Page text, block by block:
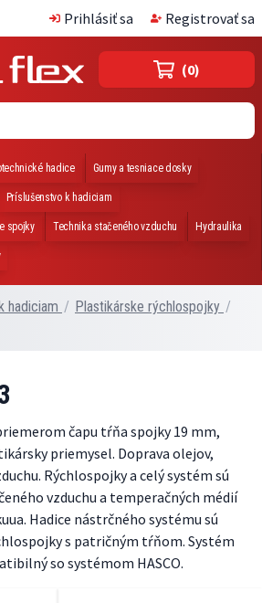
Prihlásiť sa Registrovať sa
(0)
hadice Gumy a tesniace dosky
Príslušenstvo k hadiciam
spojky Technika stačeného vzduchu Hydraulika
hadiciam / Plastikárske rýchlospojky /
čapu tŕňa spojky 19 mm,
priemysel. Doprava olejov,
Rýchlospojky a celý systém sú
vzduchu a temperačných médií
Hadice nástrčného systému sú
s patričným tŕňom. Systém
so systémom HASCO.